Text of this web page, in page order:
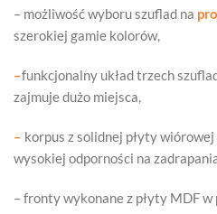
– możliwość wyboru szuflad na
szerokiej gamie kolorów,
–funkcjonalny układ trzech
zajmuje dużo miejsca,
– korpus z solidnej płyty
wysokiej odporności na
– fronty wykonane z płyty MDF w